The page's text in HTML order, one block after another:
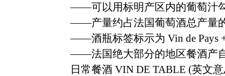
——可以用标明产区内的葡萄汁
——产量约占法国葡萄酒总产量
——酒瓶标签标示为 Vin de Pays
——法国绝大部分的地区餐酒产
日常餐酒 VIN DE TABLE (英文